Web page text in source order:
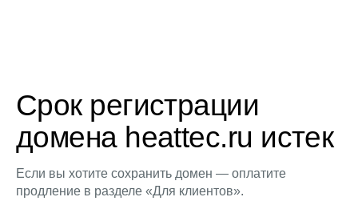
Срок регистрации
домена heattec.ru истек
Если вы хотите сохранить домен — оплатите
продление в разделе «Для клиентов».